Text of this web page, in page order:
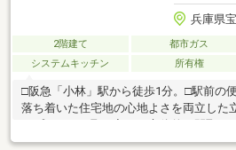
兵庫県
2階建て 都市ガス
システムキッチン
所有権
□阪急「小林」駅から徒歩1分。□駅前の
落ち着いた住宅地の心地よさを両立した
じながらも程よい独立性を保ち、暮らし